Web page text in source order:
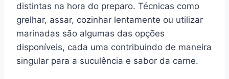
distintas na hora do preparo. Técnicas como
grelhar, assar, cozinhar lentamente ou utilizar
marinadas são algumas das opções
disponíveis, cada uma contribuindo de maneira
singular para a suculência e sabor da carne.